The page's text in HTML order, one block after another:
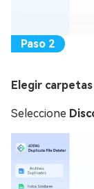
Elegir
Seleccione